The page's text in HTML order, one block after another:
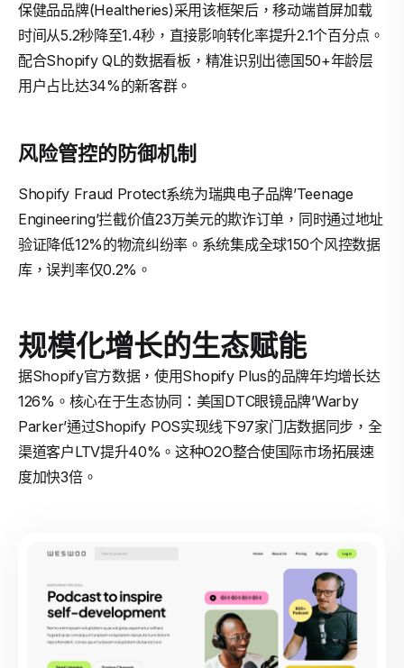
保健品品牌(Healtheries)采用该框架后，移动端首屏加载
时间从5.2秒降至1.4秒，直接影响转化率提升2.1个百分点。
配合Shopify QL的数据看板，精准识别出德国50+年龄层
用户占比达34%的新客群。
风险管控的防御机制
Shopify Fraud Protect系统为瑞典电子品牌’Teenage
Engineering’拦截价值23万美元的欺诈订单，同时通过地址
验证降低12%的物流纠纷率。系统集成全球150个风控数据
库，误判率仅0.2%。
规模化增长的生态赋能
据Shopify官方数据，使用Shopify Plus的品牌年均增长达
126%。核心在于生态协同：美国DTC眼镜品牌’Warby
Parker’通过Shopify POS实现线下97家门店数据同步，全
渠道客户LTV提升40%。这种O2O整合使国际市场拓展速
度加快3倍。